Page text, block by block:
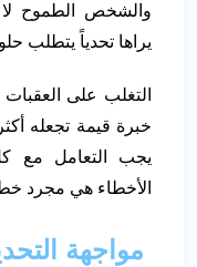
والشخص الطموح لا
يراها تحدياً يتطلب
التغلب على
خبرة قيمة تجعله
يجب التعامل مع
الأخطاء هي مجرد
مواجهة